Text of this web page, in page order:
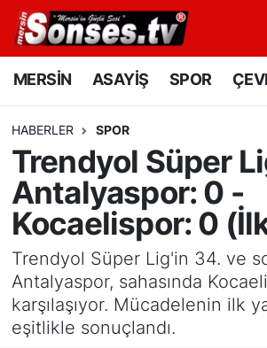
MERSİN ASAYİŞ SPOR
HABERLER SPOR
Trendyol Süper
Antalyaspor: 0 -
Kocaelispor: 0
Trendyol Süper Lig'in 34. ve
Antalyaspor, sahasında
karşılaşıyor. Mücadelenin ilk
eşitlikle sonuçlandı.
MERSİN
SPOR
GÜNÜN MANŞETİ
DÜNYA
KÜLTÜR - SANAT
MAGAZİN
Mersin Nöbetçi Eczaneler
Mersin Namaz Vakitleri
Mersin Trafik Yoğunluk
Süper Lig Puan Durumu ve
Tüm Manşetler
Son Dakika Haberleri